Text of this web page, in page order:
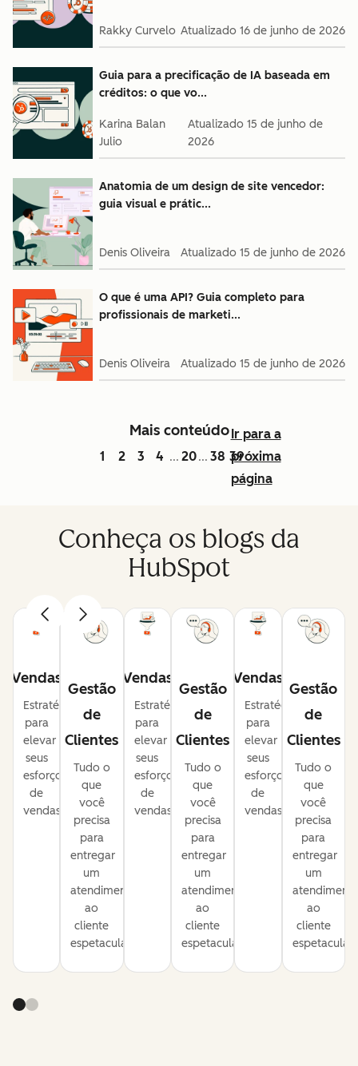
Rakky Curvelo Atualizado 16 de junho de 2026
Guia para a precificação de IA baseada em
créditos: o que vo...
Karina Balan
Julio
Atualizado15 de junho de
2026
Anatomia de um design de site vencedor:
guia visual e prátic...
Denis Oliveira Atualizado 15 de junho de 2026
O que é uma API? Guia completo para
profissionais de marketi...
Denis Oliveira Atualizado 15 de junho de 2026
Mais conteúdo
1 2 3 4 ... 20 ... 38 39
Ir para a
próxima
página
Conheça os blogs da
HubSpot
Vendas
Estratégias
para
elevar
seus
esforços
de
vendas.
Gestão
de
Clientes
Tudo o
que
você
precisa
para
entregar
um
atendimento
ao
cliente
espetacular.
Vendas
Estratégias
para
elevar
seus
esforços
de
vendas.
Gestão
de
Clientes
Tudo o
que
você
precisa
para
entregar
um
atendimento
ao
cliente
espetacular.
Vendas
Estratégias
para
elevar
seus
esforços
de
vendas.
Gestão
de
Clientes
Tudo o
que
você
precisa
para
entregar
um
ao
cliente
espetacular.